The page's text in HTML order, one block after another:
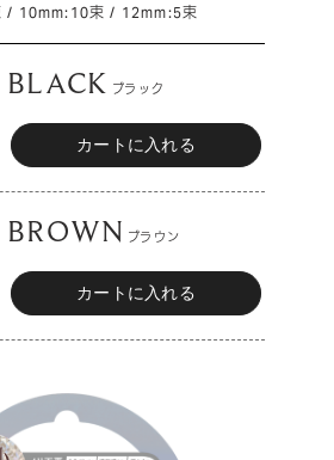
/ 10mm:10束 / 12mm:5束
BLACK ブラック
BROWN ブラウン